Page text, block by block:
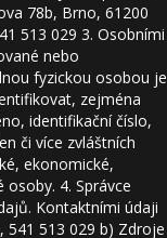
78b, Brno, 61200
513 029 3. Osobními
nebo
fyzickou osobou je
zejména
identifikační číslo,
či více zvláštních
ekonomické,
4. Správce
Kontaktními údaji
541 513 029 b) Zdroje